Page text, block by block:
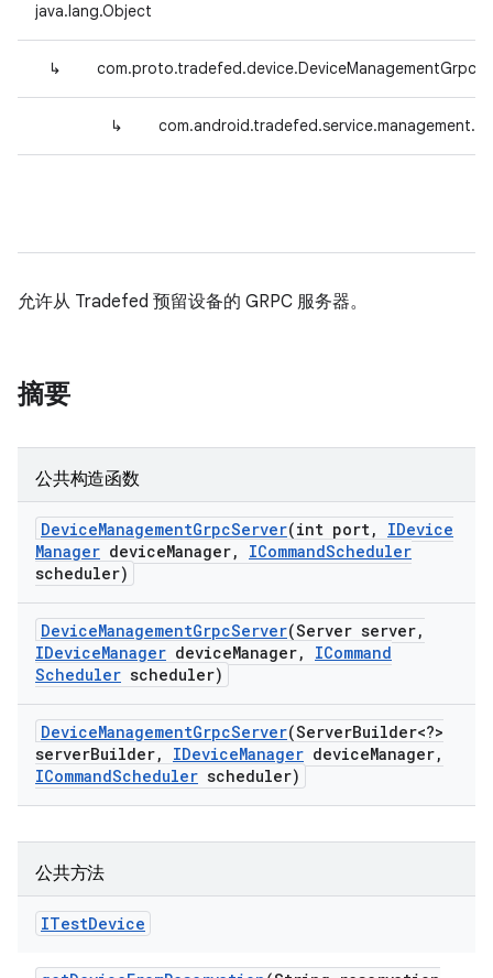
java.lang.Object
↳
↳
允许从 Tradefed 预留设备的 GRPC 服务器。
摘要
公共构造函数
DeviceManagementGrpcServer(int port,
IDevice
Manager deviceManager, ICommandScheduler
scheduler)
DeviceManagementGrpcServer(Server server,
IDeviceManager deviceManager,
ICommand
Scheduler scheduler)
DeviceManagementGrpcServer(ServerBuilder<?>
serverBuilder, IDeviceManager deviceManager,
ICommandScheduler scheduler)
公共方法
ITestDevice